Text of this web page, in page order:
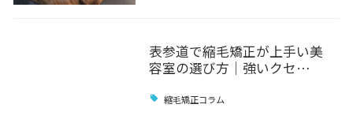
表参道で縮毛矯正が上手い美
容室の選び方｜強いクセ…
縮毛矯正コラム